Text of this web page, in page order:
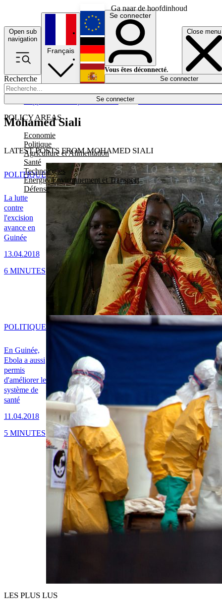
Ga naar de hoofdinhoud
Open sub
navigation
Close menu
Recherche
Se connecter
POLICY AREAS
Economie
Politique
Agriculture et Alimentation
Santé
Technologies
Energie, Environnement et Transport
Défense
Économie
Français
English
Deutsch
Español
Se connecter
Vous êtes déconnecté.
Se connecter
Mohamed Siali
LATEST POSTS FROM MOHAMED SIALI
La lutte
contre
l'excision
avance en
Guinée
13.04.2018
POLITIQUE
6 MINUTES
En Guinée,
Ebola a aussi
permis
d'améliorer le
système de
santé
11.04.2018
POLITIQUE
5 MINUTES
LES PLUS LUS